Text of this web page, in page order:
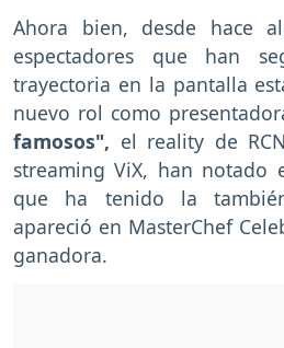
Ahora bien, desde hace
espectadores que han
trayectoria en la pantalla
nuevo rol como
famosos", el reality de
streaming ViX, han notado
que ha tenido la
apareció en MasterChef
ganadora.